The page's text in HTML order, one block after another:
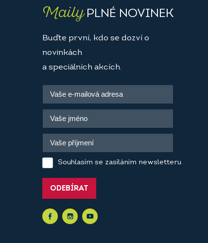
MailyPLNÉ NOVINEK
Buďte první, kdo se dozví o
novinkách
a speciálních akcích.
Souhlasím se zasíláním newsletteru
ODEBÍRAT